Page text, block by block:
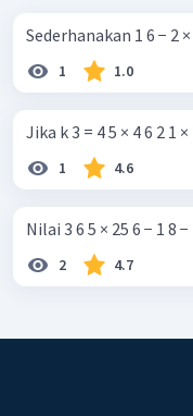
1 1.0
Jika k 3 = 4 5 × 4 6 2 1
1 4.6
Nilai 3 6 5 × 25 6 − 1 8
2 4.7